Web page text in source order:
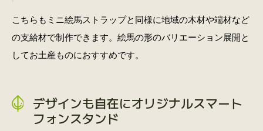
こちらもミニ絵馬ストラップと同様に地域の木材や端材など
の支給材で制作できます。絵馬の形のバリエーション展開と
してお土産ものにおすすめです。
デザインも自在にオリジナルスマート
フォンスタンド